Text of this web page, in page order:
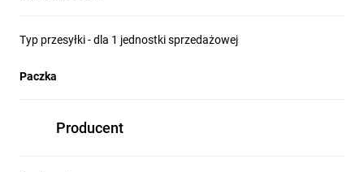
Typ przesyłki - dla 1 jednostki sprzedażowej
Paczka
Producent